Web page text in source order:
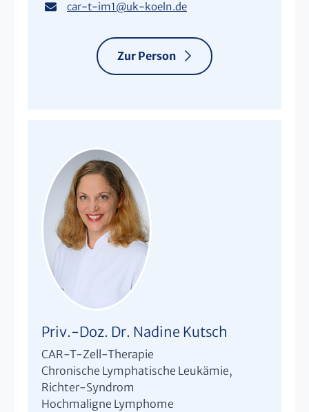
car-t-im1@uk-koeln.de
Zur Person
Priv.-Doz. Dr. Nadine Kutsch
CAR-T-Zell-Therapie
Chronische Lymphatische Leukämie,
Richter-Syndrom
Hochmaligne Lymphome